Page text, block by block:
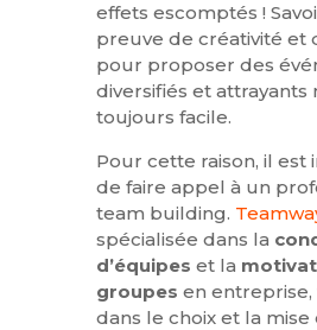
effets escomptés !
preuve de créativité et
pour proposer des
diversifiés et attrayants
toujours facile.
Pour cette raison, il est
de faire appel à un
team building.
spécialisée dans la
d’équipes et la
groupes en
dans le choix et la